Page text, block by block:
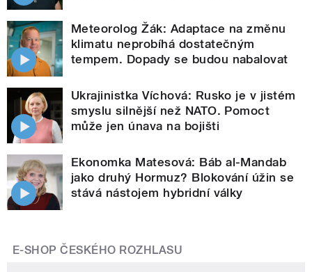
Meteorolog Žák: Adaptace na změnu
klimatu neprobíhá dostatečným
tempem. Dopady se budou nabalovat
Ukrajinistka Víchová: Rusko je v jistém
smyslu silnější než NATO. Pomoct
může jen únava na bojišti
Ekonomka Matesová: Báb al-Mandab
jako druhý Hormuz? Blokování úžin se
stává nástojem hybridní války
E-SHOP ČESKÉHO ROZHLASU